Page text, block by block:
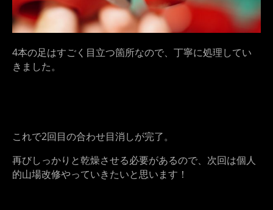
4本の足はすごく目立つ箇所なので、丁寧に処理してい
きました。
これで2回目の合わせ目消しが完了。
再びしっかりと乾燥させる必要があるので、次回は個人
的山場改修やっていきたいと思います！